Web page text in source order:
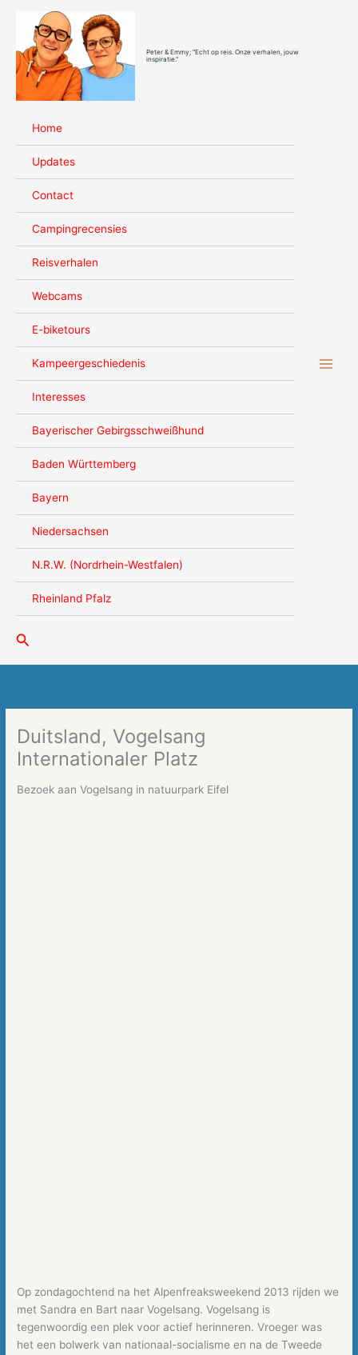
inhoud
Peter & Emmy; "Echt op reis. Onze verhalen, jouw
inspiratie."
Home
Updates
Contact
Campingrecensies
Reisverhalen
Webcams
E-biketours
Kampeergeschiedenis
Interesses
Bayerischer Gebirgsschweißhund
Baden Württemberg
Bayern
Niedersachsen
N.R.W. (Nordrhein-Westfalen)
Rheinland Pfalz
Zoeken
Duitsland, Vogelsang
Internationaler Platz
Bezoek aan Vogelsang in natuurpark Eifel
Op zondagochtend na het Alpenfreaksweekend 2013 rijden we
met Sandra en Bart naar Vogelsang. Vogelsang is
tegenwoordig een plek voor actief herinneren. Vroeger was
het een bolwerk van nationaal-socialisme en na de Tweede